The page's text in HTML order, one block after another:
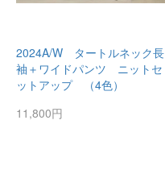
2024A/W タートルネック長
袖＋ワイドパンツ ニットセ
ットアップ （4色）
11,800円